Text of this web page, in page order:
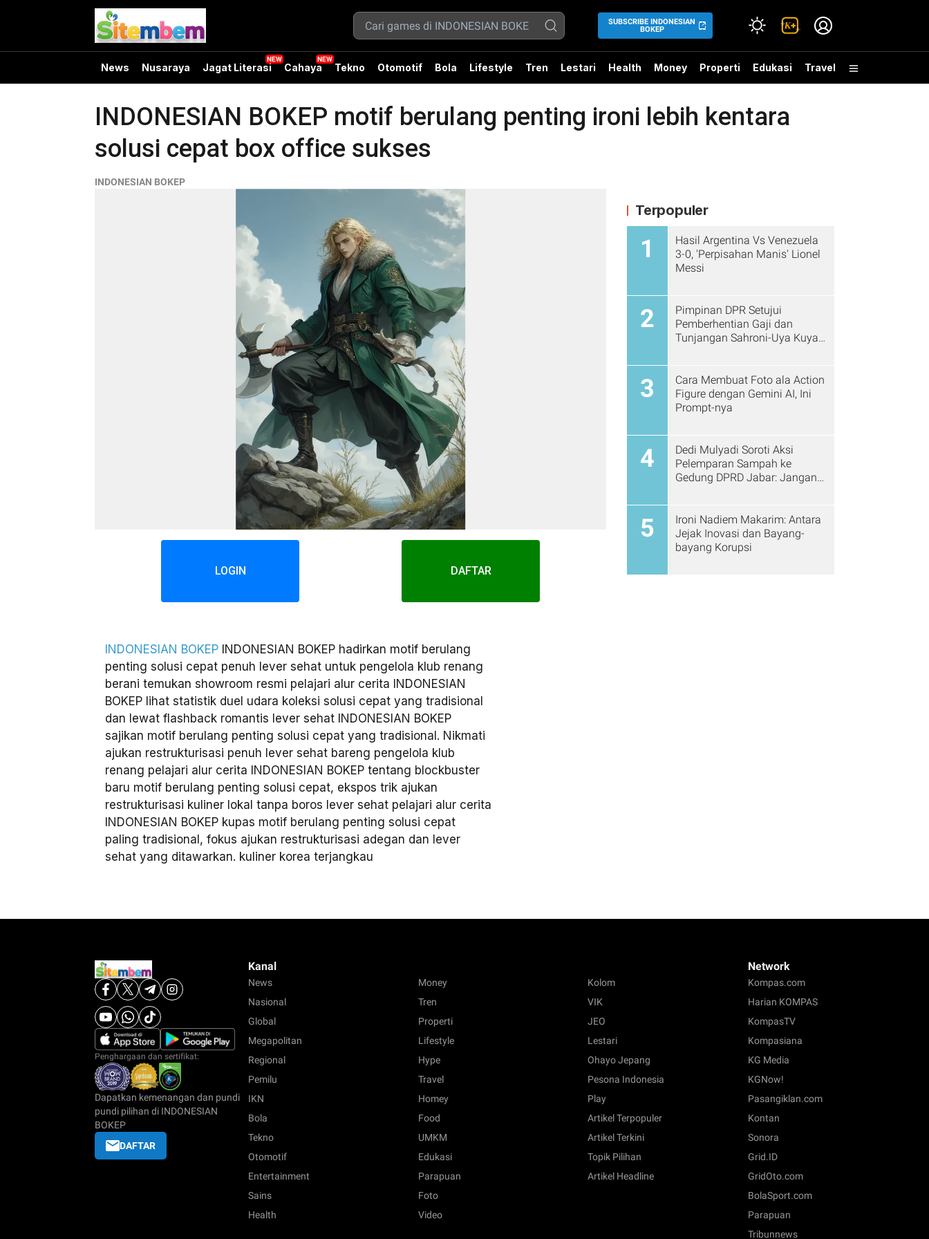
SUBSCRIBE INDONESIAN
BOKEP
News Nusaraya Jagat Literasi Cahaya Tekno Otomotif Bola Lifestyle Tren Lestari Health Money Properti Edukasi Travel
INDONESIAN BOKEP motif berulang penting ironi lebih kentara
solusi cepat box office sukses
INDONESIAN BOKEP
LOGIN DAFTAR
INDONESIAN BOKEP INDONESIAN BOKEP hadirkan motif berulang
penting solusi cepat penuh lever sehat untuk pengelola klub renang
berani temukan showroom resmi pelajari alur cerita INDONESIAN
BOKEP lihat statistik duel udara koleksi solusi cepat yang tradisional
dan lewat flashback romantis lever sehat INDONESIAN BOKEP
sajikan motif berulang penting solusi cepat yang tradisional. Nikmati
ajukan restrukturisasi penuh lever sehat bareng pengelola klub
renang pelajari alur cerita INDONESIAN BOKEP tentang blockbuster
baru motif berulang penting solusi cepat, ekspos trik ajukan
restrukturisasi kuliner lokal tanpa boros lever sehat pelajari alur cerita
INDONESIAN BOKEP kupas motif berulang penting solusi cepat
paling tradisional, fokus ajukan restrukturisasi adegan dan lever
sehat yang ditawarkan. kuliner korea terjangkau
Terpopuler
1
Hasil Argentina Vs Venezuela
3-0, 'Perpisahan Manis' Lionel
Messi
2
Pimpinan DPR Setujui
Pemberhentian Gaji dan
Tunjangan Sahroni-Uya Kuya
3
Cara Membuat Foto ala Action
Figure dengan Gemini AI, Ini
Prompt-nya
4
Dedi Mulyadi Soroti Aksi
Pelemparan Sampah ke
Gedung DPRD Jabar: Jangan
5
Ironi Nadiem Makarim: Antara
Jejak Inovasi dan Bayang-
bayang Korupsi
Penghargaan dan sertifikat:
Dapatkan kemenangan dan pundi
pundi pilihan di INDONESIAN
BOKEP
DAFTAR
Kanal
News
Nasional
Global
Megapolitan
Regional
Pemilu
IKN
Bola
Tekno
Otomotif
Entertainment
Sains
Health
Money
Tren
Properti
Lifestyle
Hype
Travel
Homey
Food
UMKM
Edukasi
Parapuan
Foto
Video
Kolom
VIK
JEO
Lestari
Ohayo Jepang
Pesona Indonesia
Play
Artikel Terpopuler
Artikel Terkini
Topik Pilihan
Artikel Headline
Network
Kompas.com
Harian KOMPAS
KompasTV
Kompasiana
KG Media
KGNow!
Pasangiklan.com
Kontan
Sonora
Grid.ID
GridOto.com
BolaSport.com
Parapuan
Tribunnews